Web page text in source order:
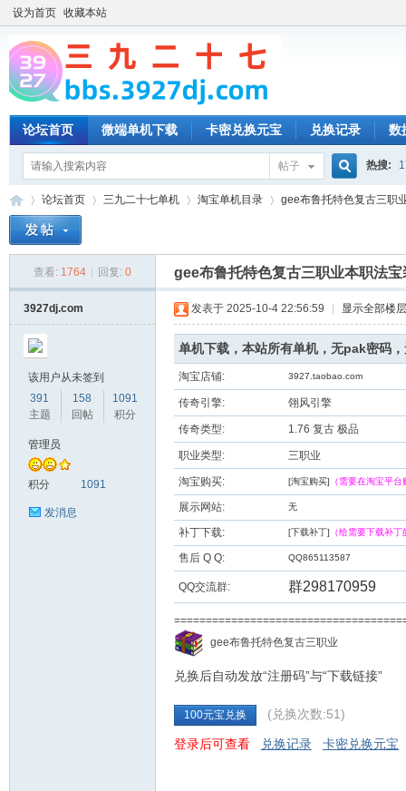
设为首页 收藏本站
论坛首页 微端单机下载 卡密兑换元宝 兑换记录 数
帖子
搜
索
热搜:
论坛首页
›
三九二十七单机
›
淘宝单机目录
›
gee布鲁托特色复古三职
查看: 1764 回复: 0 gee布鲁托特色复古三职业本职法
3927dj.com
该用户从未签到
391
主题
158
回帖
1091
积分
管理员
积分 1091
发消息
发表于 2025-10-4 22:56:59 显示全部楼层
单机下载，本站所有单机，无pak密码
淘宝店铺: 3927.taobao.com
传奇引擎: 翎风引擎
传奇类型: 1.76 复古 极品
职业类型: 三职业
淘宝购买: [淘宝购买] （需要在淘宝平
展示网站: 无
补丁下载: [下载补丁] （给需要下载补
售后 Q Q: QQ865113587
QQ交流群: 群298170959
gee布鲁托特色复古三职业
兑换后自动发放“注册码”与“下载链接”
100元宝兑换 (兑换次数:51)
登录后可查看 兑换记录 卡密兑换元宝